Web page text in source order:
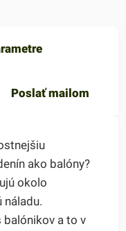
Poslať mailom
ako balóny?
okolo
náladu.
balónikov a to v